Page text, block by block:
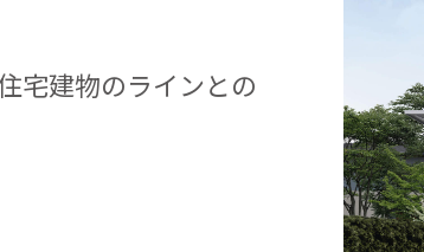
宅建物のラインとの